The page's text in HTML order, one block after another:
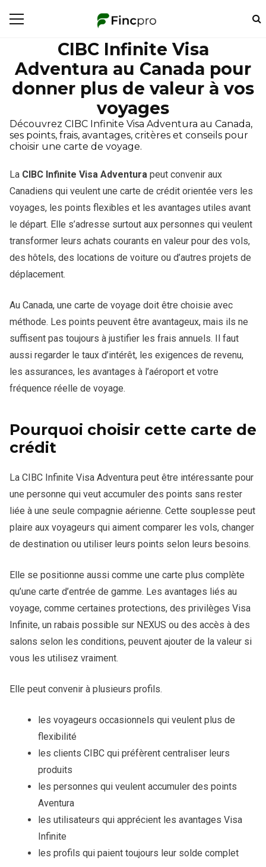
CIBC Infinite Visa
Adventura au Canada pour
donner plus de valeur à vos
voyages
Découvrez CIBC Infinite Visa Adventura au Canada,
ses points, frais, avantages, critères et conseils pour
choisir une carte de voyage.
La CIBC Infinite Visa Adventura peut convenir aux
Canadiens qui veulent une carte de crédit orientée vers les
voyages, les points flexibles et les avantages utiles avant
le départ. Elle s’adresse surtout aux personnes qui veulent
transformer leurs achats courants en valeur pour des vols,
des hôtels, des locations de voiture ou d’autres projets de
déplacement.
Au Canada, une carte de voyage doit être choisie avec
méthode. Les points peuvent être avantageux, mais ils ne
suffisent pas toujours à justifier les frais annuels. Il faut
aussi regarder le taux d’intérêt, les exigences de revenu,
les assurances, les avantages à l’aéroport et votre
fréquence réelle de voyage.
Pourquoi choisir cette carte de
crédit
La CIBC Infinite Visa Adventura peut être intéressante pour
une personne qui veut accumuler des points sans rester
liée à une seule compagnie aérienne. Cette souplesse peut
plaire aux voyageurs qui aiment comparer les vols, changer
de destination ou utiliser leurs points selon leurs besoins.
Elle se positionne aussi comme une carte plus complète
qu’une carte d’entrée de gamme. Les avantages liés au
voyage, comme certaines protections, des privilèges Visa
Infinite, un rabais possible sur NEXUS ou des accès à des
salons selon les conditions, peuvent ajouter de la valeur si
vous les utilisez vraiment.
Elle peut convenir à plusieurs profils.
les voyageurs occasionnels qui veulent plus de
flexibilité
les clients CIBC qui préfèrent centraliser leurs
produits
les personnes qui veulent accumuler des points
Aventura
les utilisateurs qui apprécient les avantages Visa
Infinite
les profils qui paient toujours leur solde complet